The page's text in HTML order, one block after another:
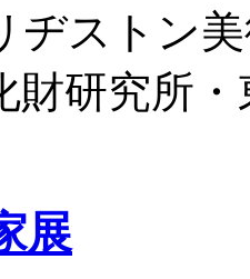
ヂストン
財研究所
展